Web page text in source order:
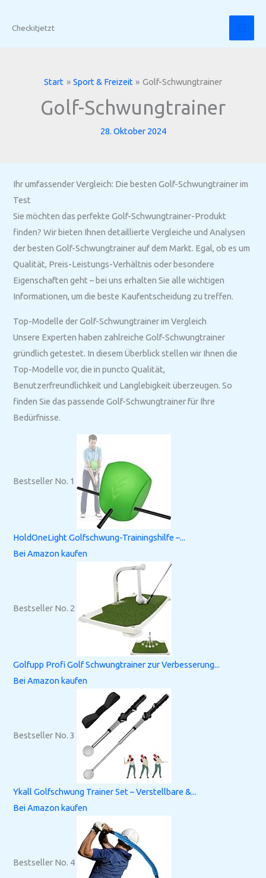
InhaltCheckitjetzt
Start Sport & Freizeit Golf-Schwungtrainer
Golf-Schwungtrainer
28. Oktober 2024
Ihr umfassender Vergleich: Die besten Golf-Schwungtrainer im
Test
Sie möchten das perfekte Golf-Schwungtrainer-Produkt
finden? Wir bieten Ihnen detaillierte Vergleiche und Analysen
der besten Golf-Schwungtrainer auf dem Markt. Egal, ob es um
Qualität, Preis-Leistungs-Verhältnis oder besondere
Eigenschaften geht – bei uns erhalten Sie alle wichtigen
Informationen, um die beste Kaufentscheidung zu treffen.
Top-Modelle der Golf-Schwungtrainer im Vergleich
Unsere Experten haben zahlreiche Golf-Schwungtrainer
gründlich getestet. In diesem Überblick stellen wir Ihnen die
Top-Modelle vor, die in puncto Qualität,
Benutzerfreundlichkeit und Langlebigkeit überzeugen. So
finden Sie das passende Golf-Schwungtrainer für Ihre
Bedürfnisse.
Bestseller No. 1
HoldOneLight Golfschwung-Trainingshilfe –...
Bei Amazon kaufen
Bestseller No. 2
Golfupp Profi Golf Schwungtrainer zur Verbesserung...
Bei Amazon kaufen
Bestseller No. 3
Ykall Golfschwung Trainer Set – Verstellbare &...
Bei Amazon kaufen
Bestseller No. 4